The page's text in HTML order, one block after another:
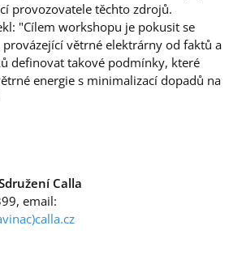
provozovatele těchto zdrojů.
"Cílem workshopu je pokusit se
větrné elektrárny od faktů a
definovat takové podmínky, které
energie s minimalizací dopadů na
Calla
email: